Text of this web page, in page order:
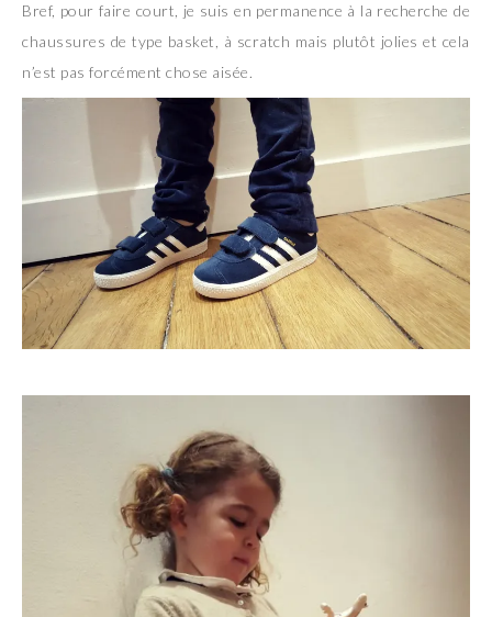
Bref, pour faire court, je suis en permanence à la recherche de
chaussures de type basket, à scratch mais plutôt jolies et cela
n’est pas forcément chose aisée.